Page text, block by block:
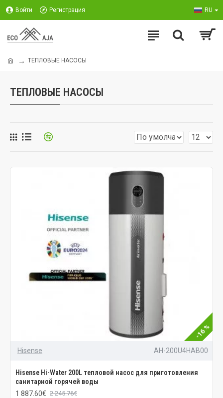
Войти Регистрация RU
ТЕПЛОВЫЕ НАСОСЫ
ТЕПЛОВЫЕ НАСОСЫ
-16 %
Hisense AH-200U4HAB00
Hisense Hi-Water 200L тепловой насос для приготовления
санитарной горячей воды
1 887.60€ 2 245.76€